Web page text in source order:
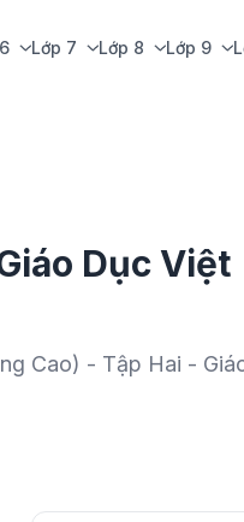
Lớp 7 Lớp 8 Lớp 9
Dục Việt
Cao) - Tập Hai -